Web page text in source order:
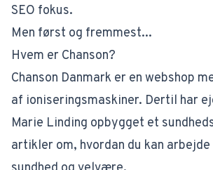
SEO fokus.
Men først og fremmest...
Hvem er Chanson?
Chanson Danmark er en webshop
af ioniseringsmaskiner. Dertil har
Marie Linding opbygget et
artikler om, hvordan du kan arbejde